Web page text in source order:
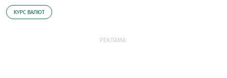
КУРС ВАЛЮТ
РЕКЛАМА: